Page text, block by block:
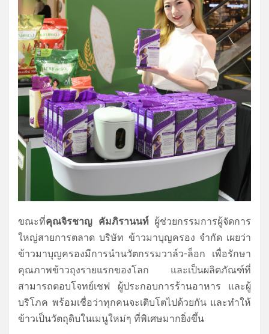
ขณะที่คุณจิรชาญ คัมภิรานนท์ผู้ช่วยกรรมการผู้จัดการ
ใหญ่สายการตลาด บริษัท ข้าวมาบุญครอง จำกัด เผยว่า
ข้าวมาบุญครองมีการนำนวัตกรรมวาล์ว-ล็อก เพื่อรักษา
คุณภาพข้าวถุงรายแรกของโลก และเป็นผลิตภัณฑ์ที่
สามารถตอบโจทย์เชฟ ผู้ประกอบการร้านอาหาร และผู้
บริโภค พร้อมเชื่อว่าทุกคนจะเติบโตไปด้วยกัน และทำให้
ข้าวเป็นวัตถุดิบในเมนูใหม่ๆ ที่พิเศษมากยิ่งขึ้น